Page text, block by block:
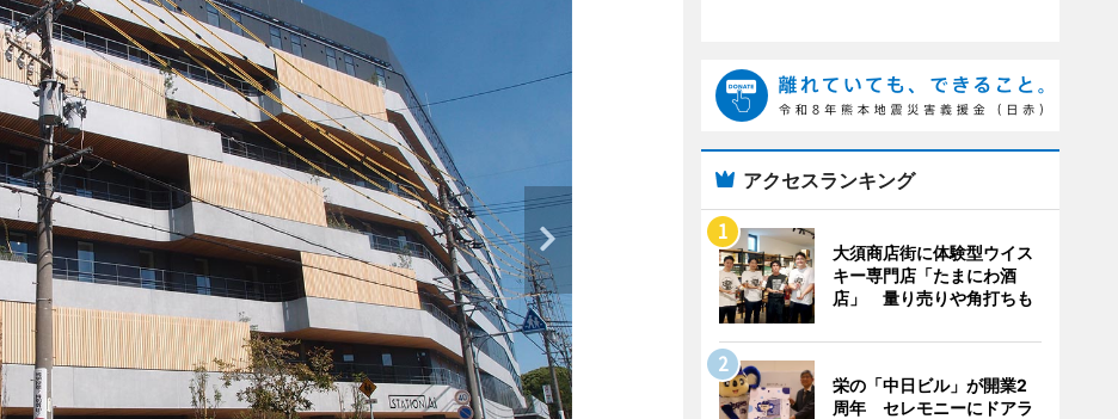
アクセスランキング
大須商店街に体験型ウイス
キー専門店「たまにわ酒
店」 量り売りや角打ちも
栄の「中日ビル」が開業2
周年 セレモニーにドアラ